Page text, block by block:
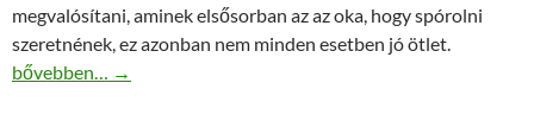
megvalósítani, aminek elsősorban az az oka, hogy spórolni
szeretnének, ez azonban nem minden esetben jó ötlet.
Burkolás csak burkoló által
bővebben… →